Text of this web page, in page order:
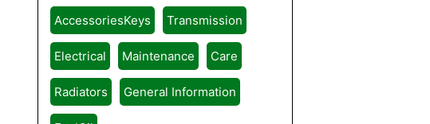
AccessoriesKeys Transmission
Electrical Maintenance Care
Radiators General Information